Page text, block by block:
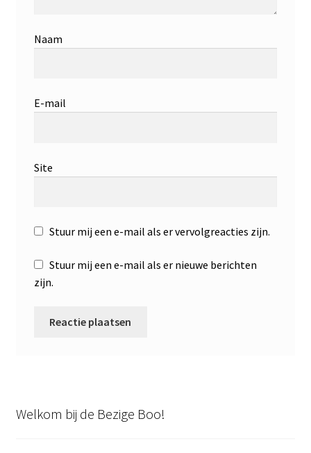
Naam
E-mail
Site
Stuur mij een e-mail als er vervolgreacties zijn.
Stuur mij een e-mail als er nieuwe berichten
zijn.
Welkom bij de Bezige Boo!